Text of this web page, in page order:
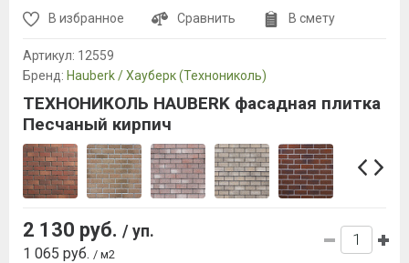
В избранное Сравнить В смету
Артикул: 12559
Бренд: Hauberk / Хауберк (Технониколь)
ТЕХНОНИКОЛЬ HAUBERK фасадная плитка
Песчаный кирпич
2 130 руб. / уп.
1 065 руб. / м2